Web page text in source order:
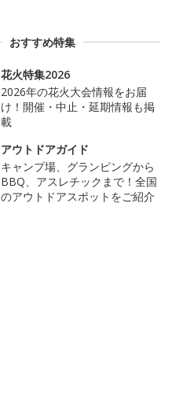
おすすめ特集
花火特集2026
2026年の花火大会情報をお届
け！開催・中止・延期情報も掲
載
アウトドアガイド
キャンプ場、グランピングから
BBQ、アスレチックまで！全国
のアウトドアスポットをご紹介